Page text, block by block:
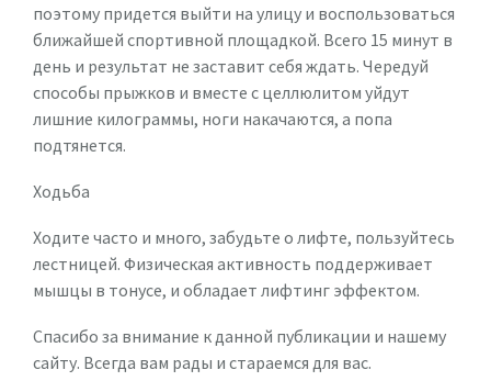
поэтому придется выйти на улицу и воспользоваться
ближайшей спортивной площадкой. Всего 15 минут в
день и результат не заставит себя ждать. Чередуй
способы прыжков и вместе с целлюлитом уйдут
лишние килограммы, ноги накачаются, а попа
подтянется.
Ходьба
Ходите часто и много, забудьте о лифте, пользуйтесь
лестницей. Физическая активность поддерживает
мышцы в тонусе, и обладает лифтинг эффектом.
Спасибо за внимание к данной публикации и нашему
сайту. Всегда вам рады и стараемся для вас.